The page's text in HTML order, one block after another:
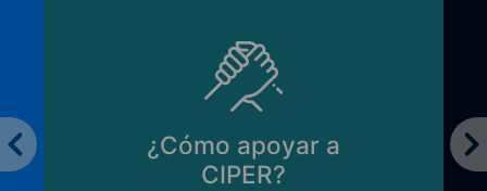
¿Cómo apoyar a
CIPER?